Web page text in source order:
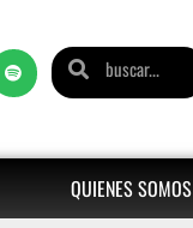
QUIENES SOMOS